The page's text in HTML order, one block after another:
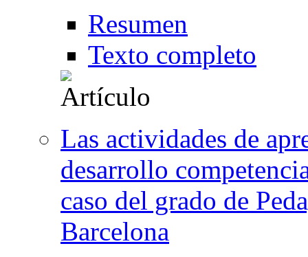
Resumen
Texto completo
Las actividades de
desarrollo
caso del grado de
Barcelona